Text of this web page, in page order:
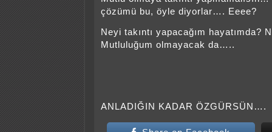
çözümü bu, öyle diyorlar…. Eeee?
Neyi takıntı yapacağım hayatımda?
Mutluluğum olmayacak da…..
ANLADIĞIN KADAR ÖZGÜRSÜN….